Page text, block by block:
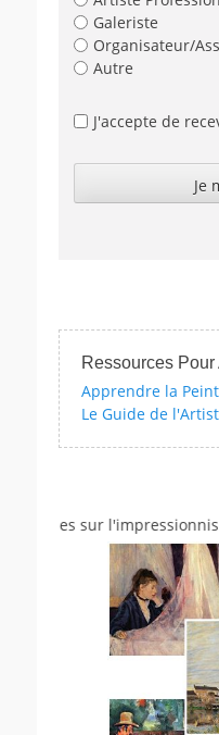
Galeriste
Organisateur/
Autre
J'accepte de
Ressources Pour
Apprendre la
Le Guide de
sur